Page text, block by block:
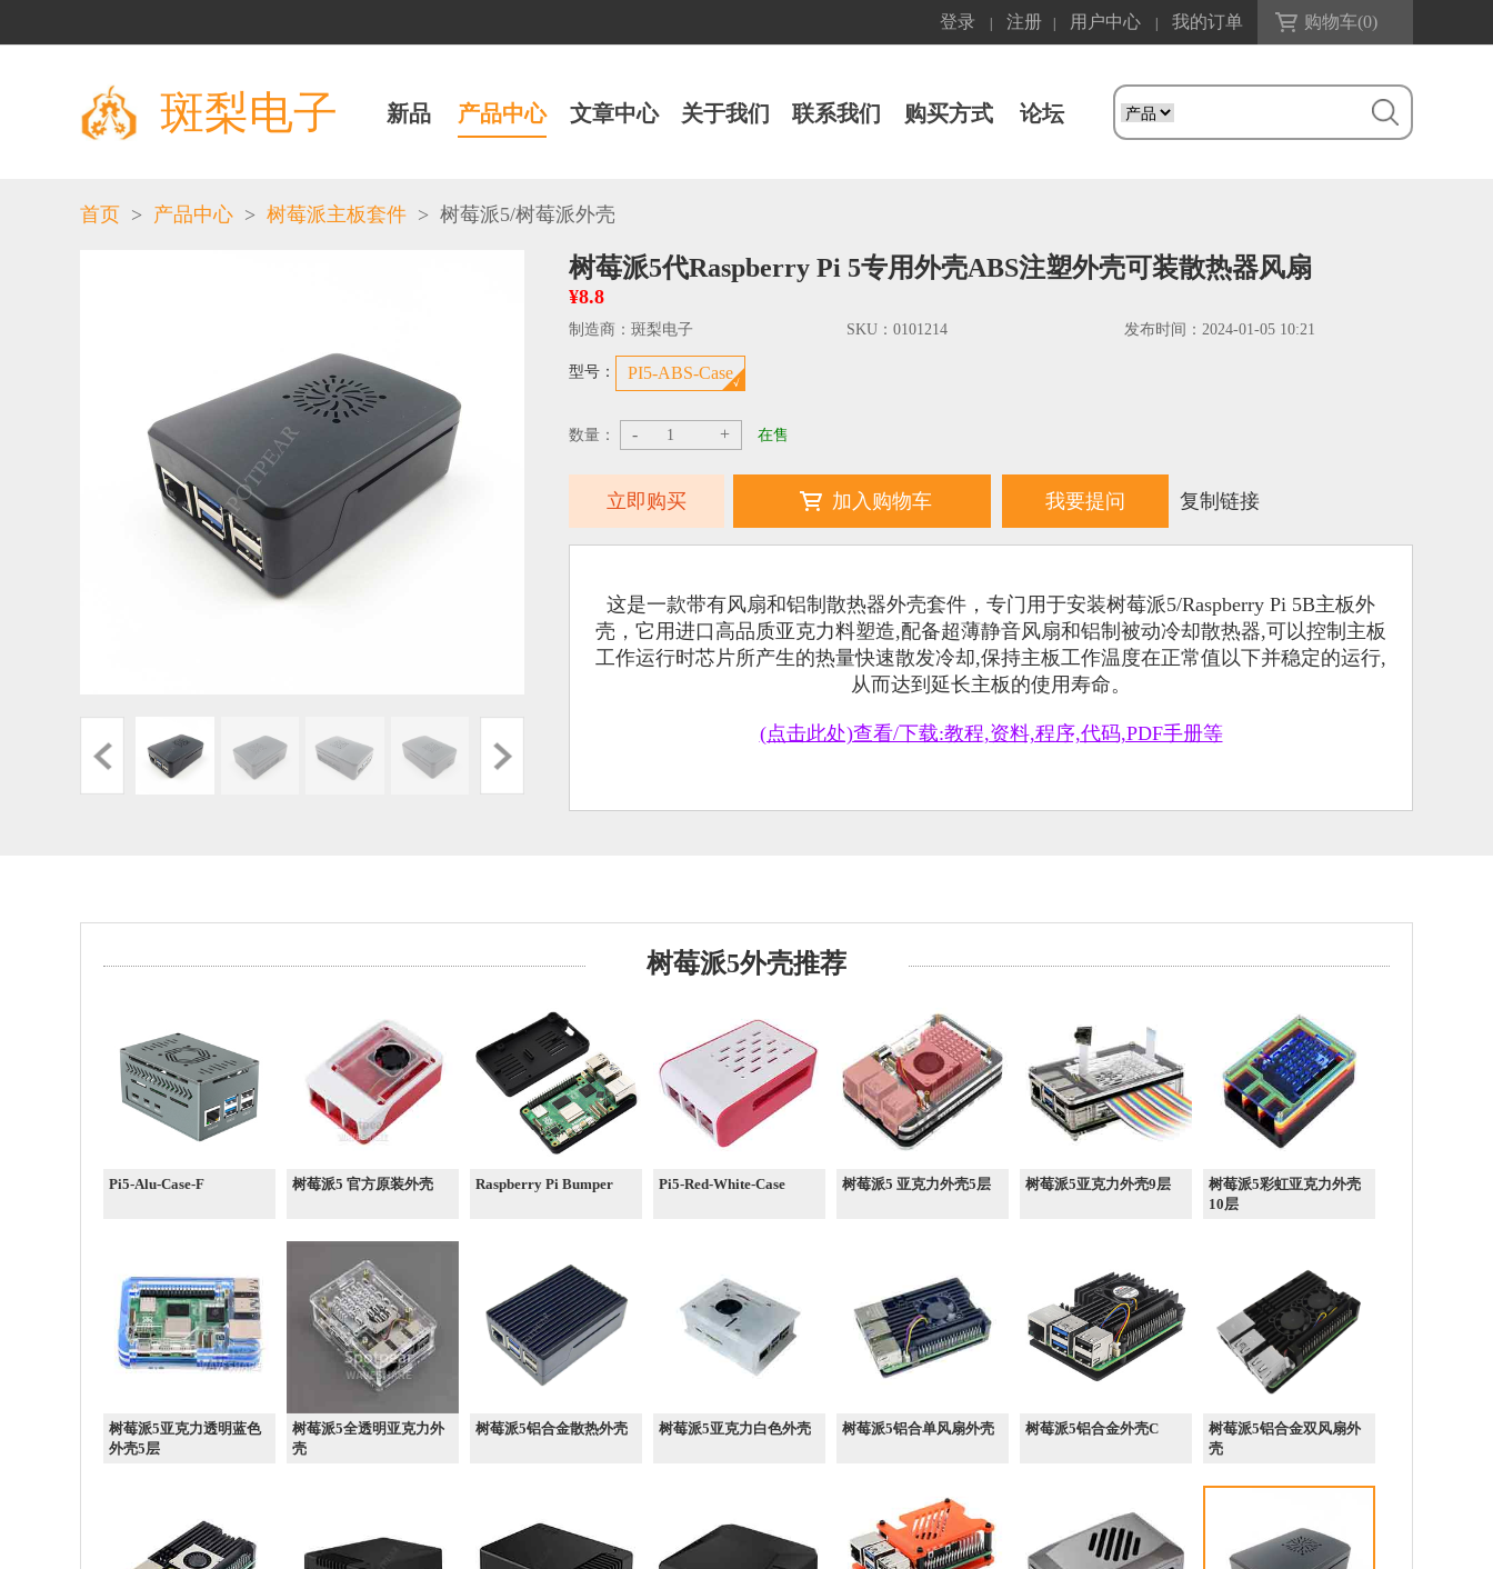
登录 注册 用户中心 我的订单 购物车(0)
斑梨电子 新品 产品中心 文章中心 关于我们 联系我们 购买方式 论坛
首页 > 产品中心 > 树莓派主板套件 > 树莓派5/树莓派外壳
树莓派5代Raspberry Pi 5专用外壳ABS注塑外壳可装散热器风扇
¥8.8
制造商： 斑梨电子 SKU： 0101214 发布时间： 2024-01-05 10:21
型号： PI5-ABS-Case
数量： - + 在售
立即购买 加入购物车 我要提问 复制链接
这是一款带有风扇和铝制散热器外壳套件，专门用于安装树莓派5/Raspberry Pi 5B主板外
壳，它用进口高品质亚克力料塑造,配备超薄静音风扇和铝制被动冷却散热器,可以控制主板
工作运行时芯片所产生的热量快速散发冷却,保持主板工作温度在正常值以下并稳定的运行,
从而达到延长主板的使用寿命。
(点击此处)查看/下载:教程,资料,程序,代码,PDF手册等
树莓派5外壳推荐
Pi5-Alu-Case-F 树莓派5 官方原装外壳 Raspberry Pi Bumper Pi5-Red-White-Case 树莓派5 亚克力外壳5层 树莓派5亚克力外壳9层
树莓派5彩虹亚克力外壳
10层
树莓派5亚克力透明蓝色
外壳5层
树莓派5全透明亚克力外
壳
树莓派5铝合金散热外壳 树莓派5亚克力白色外壳 树莓派5铝合单风扇外壳 树莓派5铝合金外壳C
树莓派5铝合金双风扇外
壳